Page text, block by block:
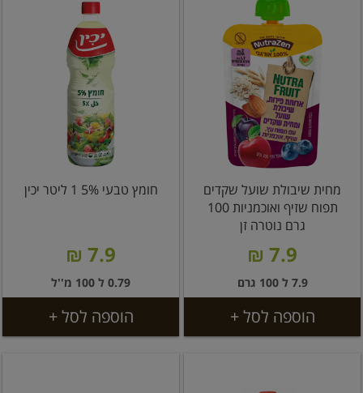
מחית שיבולת שועל שקדים
תפוח שזיף ואוכמניות 100
גרם נוטרה זן
7.9 ₪
7.9 ל 100 גרם
הוספה לסל +
חומץ טבעי 5% 1 ליטר יכין
7.9 ₪
0.79 ל 100 מ''ל
הוספה לסל +